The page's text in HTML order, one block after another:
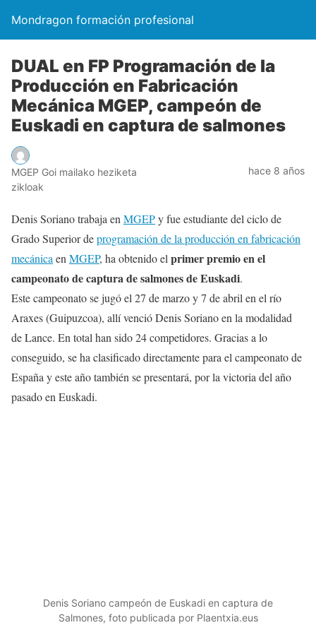
Mondragon formación profesional
DUAL en FP Programación de la
Producción en Fabricación
Mecánica MGEP, campeón de
Euskadi en captura de salmones
MGEP Goi mailako heziketa
zikloak
hace 8 años
Denis Soriano trabaja en MGEPy fue estudiante del ciclo de
Grado Superior deprogramación de la producción en fabricación
mecánica en MGEP, ha obtenido el primer premio en el
campeonato de captura de salmones de Euskadi.
Este campeonato se jugó el 27 de marzo y 7 de abril en el río
Araxes (Guipuzcoa), allí venció Denis Soriano en la modalidad
de Lance. En total han sido 24 competidores. Gracias a lo
conseguido, se ha clasificado directamente para el campeonato de
España y este año también se presentará, por la victoria del año
pasado en Euskadi.
Denis Soriano campeón de Euskadi en captura de
Salmones, foto publicada por Plaentxia.eus